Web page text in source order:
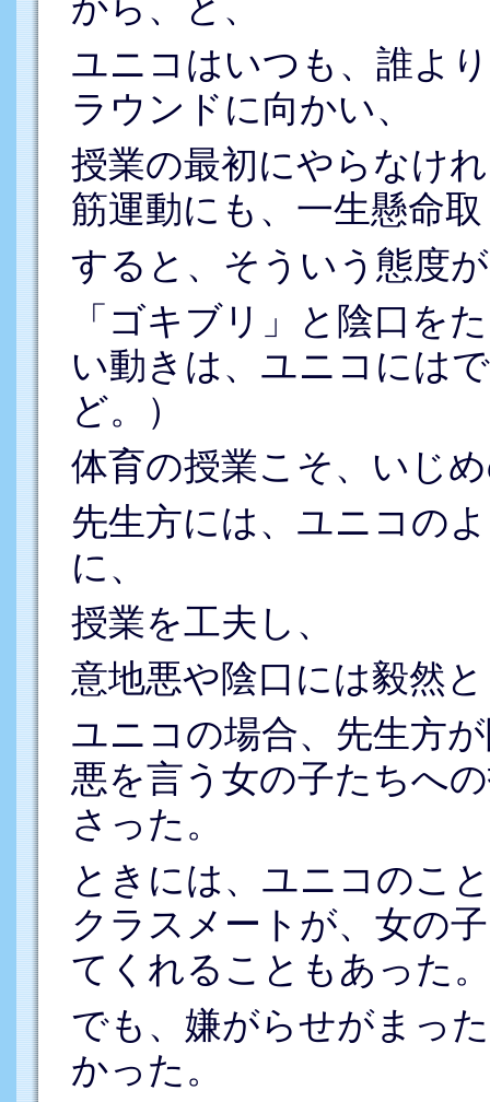
ユニコはいつも、誰よ
ラウンドに向かい、
授業の最初にやらなけ
筋運動にも、一生懸命
すると、そういう態度
「ゴキブリ」と陰口を
い動きは、ユニコには
ど。）
体育の授業こそ、いじ
先生方には、ユニコの
に、
授業を工夫し、
意地悪や陰口には毅然
ユニコの場合、先生方
悪を言う女の子たちへ
さった。
ときには、ユニコのこ
クラスメートが、女の
てくれることもあった。
でも、嫌がらせがまっ
かった。